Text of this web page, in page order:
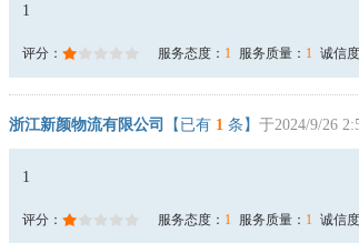
1
评分： 服务态度： 1 服务质量： 1 诚信度
浙江新颜物流有限公司 【已有 1 条】 于2024/9/26
1
评分： 服务态度： 1 服务质量： 1 诚信度